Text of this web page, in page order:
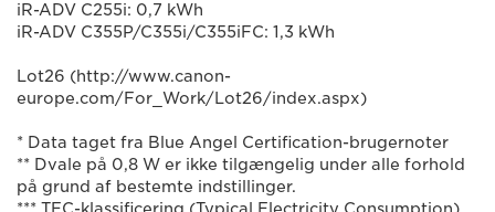
iR-ADV C255i: 0,7 kWh
iR-ADV C355P/C355i/C355iFC: 1,3 kWh
Lot26 (http://www.canon-
europe.com/For_Work/Lot26/index.aspx)
* Data taget fra Blue Angel Certification-brugernoter
** Dvale på 0,8 W er ikke tilgængelig under alle forhold
på grund af bestemte indstillinger.